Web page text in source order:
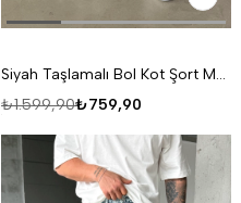
Siyah Taşlamalı Bol Kot Şort MB 6-3
₺759,90
₺1.599,90